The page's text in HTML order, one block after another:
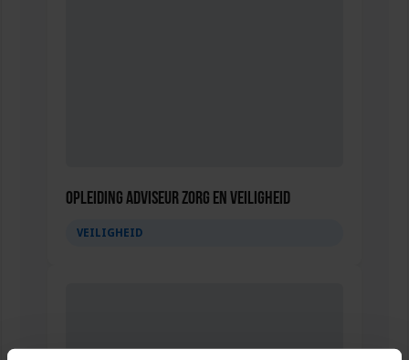
Opleiding Adviseur zorg en veiligheid
VEILIGHEID